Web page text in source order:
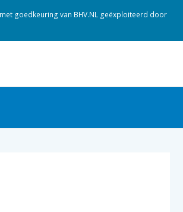
goedkeuring van BHV.NL geëxploiteerd door